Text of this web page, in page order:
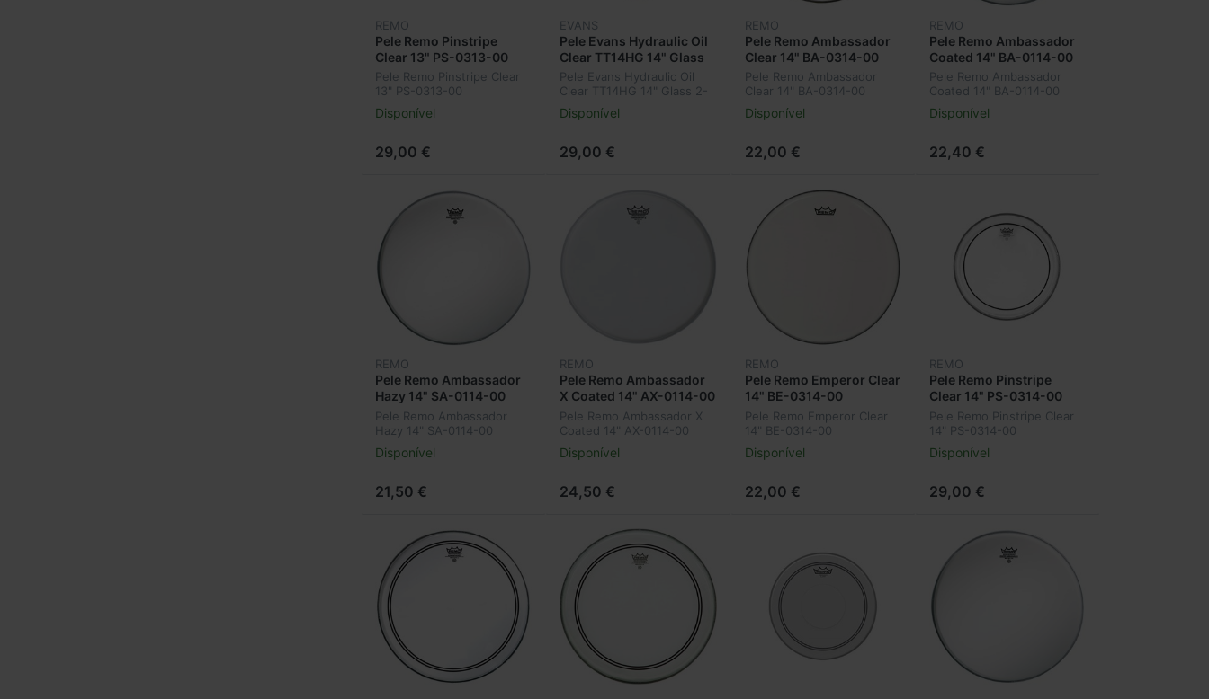
REMO
Pele Remo Pinstripe
Clear 13" PS-0313-00
Pele Remo Pinstripe Clear
13" PS-0313-00
Disponível
29,00 €
EVANS
Pele Evans Hydraulic Oil
Clear TT14HG 14" Glass
2-Ply
Pele Evans Hydraulic Oil
Clear TT14HG 14" Glass 2-
Ply
Disponível
29,00 €
REMO
Pele Remo Ambassador
Clear 14" BA-0314-00
Pele Remo Ambassador
Clear 14" BA-0314-00
Disponível
22,00 €
REMO
Pele Remo Ambassador
Coated 14" BA-0114-00
Pele Remo Ambassador
Coated 14" BA-0114-00
Disponível
22,40 €
REMO
Pele Remo Ambassador
Hazy 14" SA-0114-00
Pele Remo Ambassador
Hazy 14" SA-0114-00
Disponível
21,50 €
REMO
Pele Remo Ambassador
X Coated 14" AX-0114-00
Pele Remo Ambassador X
Coated 14" AX-0114-00
Disponível
24,50 €
REMO
Pele Remo Emperor Clear
14" BE-0314-00
Pele Remo Emperor Clear
14" BE-0314-00
Disponível
22,00 €
REMO
Pele Remo Pinstripe
Clear 14" PS-0314-00
Pele Remo Pinstripe Clear
14" PS-0314-00
Disponível
29,00 €